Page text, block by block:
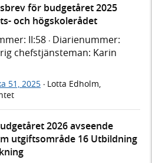
för budgetåret 2025
och högskolerådet
II:58 · Diarienummer:
chefstjänsteman: Karin
51, 2025 · Lotta Edholm,
2026 avseende
utgiftsområde 16 Utbildning